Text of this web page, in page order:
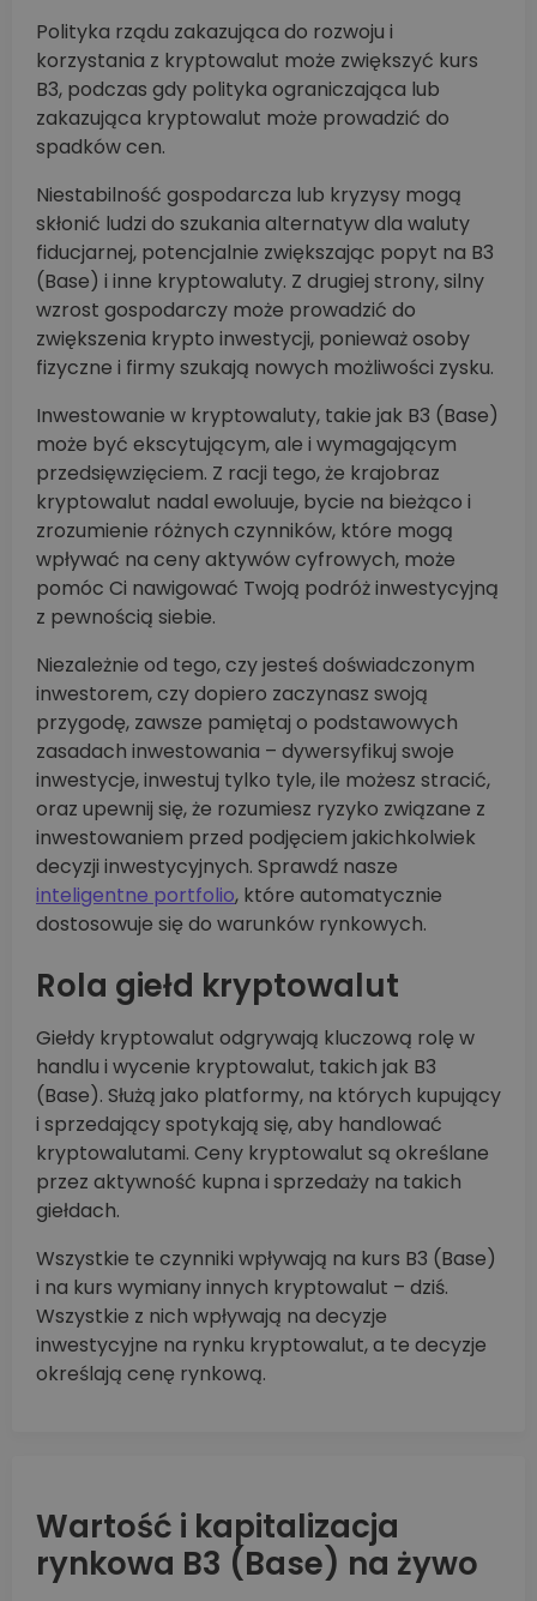
Polityka rządu zakazująca do rozwoju i
korzystania z kryptowalut może zwiększyć kurs
B3, podczas gdy polityka ograniczająca lub
zakazująca kryptowalut może prowadzić do
spadków cen.
Niestabilność gospodarcza lub kryzysy mogą
skłonić ludzi do szukania alternatyw dla waluty
fiducjarnej, potencjalnie zwiększając popyt na B3
(Base) i inne kryptowaluty. Z drugiej strony, silny
wzrost gospodarczy może prowadzić do
zwiększenia krypto inwestycji, ponieważ osoby
fizyczne i firmy szukają nowych możliwości zysku.
Inwestowanie w kryptowaluty, takie jak B3 (Base)
może być ekscytującym, ale i wymagającym
przedsięwzięciem. Z racji tego, że krajobraz
kryptowalut nadal ewoluuje, bycie na bieżąco i
zrozumienie różnych czynników, które mogą
wpływać na ceny aktywów cyfrowych, może
pomóc Ci nawigować Twoją podróż inwestycyjną
z pewnością siebie.
Niezależnie od tego, czy jesteś doświadczonym
inwestorem, czy dopiero zaczynasz swoją
przygodę, zawsze pamiętaj o podstawowych
zasadach inwestowania – dywersyfikuj swoje
inwestycje, inwestuj tylko tyle, ile możesz stracić,
oraz upewnij się, że rozumiesz ryzyko związane z
inwestowaniem przed podjęciem jakichkolwiek
decyzji inwestycyjnych. Sprawdź nasze
inteligentne portfolio, które automatycznie
dostosowuje się do warunków rynkowych.
Rola giełd kryptowalut
Giełdy kryptowalut odgrywają kluczową rolę w
handlu i wycenie kryptowalut, takich jak B3
(Base). Służą jako platformy, na których kupujący
i sprzedający spotykają się, aby handlować
kryptowalutami. Ceny kryptowalut są określane
przez aktywność kupna i sprzedaży na takich
giełdach.
Wszystkie te czynniki wpływają na kurs B3 (Base)
i na kurs wymiany innych kryptowalut – dziś.
Wszystkie z nich wpływają na decyzje
inwestycyjne na rynku kryptowalut, a te decyzje
określają cenę rynkową.
Wartość i kapitalizacja
rynkowa B3 (Base) na żywo